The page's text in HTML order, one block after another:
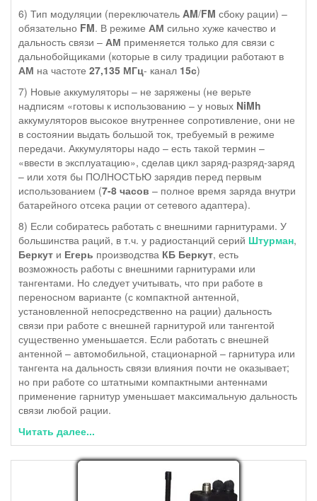
6) Тип модуляции (переключатель AM/FM сбоку рации) –
обязательно FM. В режиме АМ сильно хуже качество и
дальность связи – АМ применяется только для связи с
дальнобойщиками (которые в силу традиции работают в
АМ на частоте 27,135 МГц- канал 15с)
7) Новые аккумуляторы – не заряжены (не верьте
надписям «готовы к использованию – у новых NiMh
аккумуляторов высокое внутреннее сопротивление, они не
в состоянии выдать большой ток, требуемый в режиме
передачи. Аккумуляторы надо – есть такой термин –
«ввести в эксплуатацию», сделав цикл заряд-разряд-заряд
– или хотя бы ПОЛНОСТЬЮ зарядив перед первым
использованием (7-8 часов – полное время заряда внутри
батарейного отсека рации от сетевого адаптера).
8) Если собиратесь работать с внешними гарнитурами. У
большинства раций, в т.ч. у радиостанций серий Штурман,
Беркут и Егерь производства КБ Беркут, есть
возможность работы с внешними гарнитурами или
тангентами. Но следует учитывать, что при работе в
переносном варианте (с компактной антенной,
установленной непосредственно на рации) дальность
связи при работе с внешней гарнитурой или тангентой
существенно уменьшается. Если работать с внешней
антенной – автомобильной, стационарной – гарнитура или
тангента на дальность связи влияния почти не оказывает;
но при работе со штатными компактными антеннами
применение гарнитур уменьшает максимальную дальность
связи любой рации.
Читать далее...